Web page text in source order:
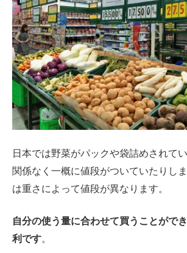
日本では野菜がパックや袋詰めされて
関係なく一概に値段がついていたりし
は重さによって値段が異なります。
自分の使う量に合わせて買うことがで
利です。